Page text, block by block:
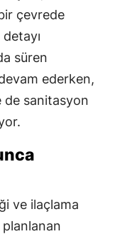
çevrede
süren
ederken,
de sanitasyon
ve ilaçlama
planlanan